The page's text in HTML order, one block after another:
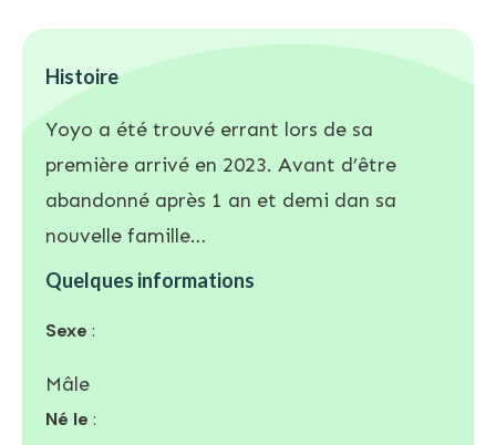
Histoire
Yoyo a été trouvé errant lors de sa
première arrivé en 2023. Avant d’être
abandonné après 1 an et demi dan sa
nouvelle famille…
Quelques informations
Sexe :
Mâle
Né le :